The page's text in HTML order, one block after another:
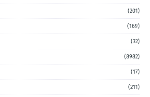
(201)
(169)
(32)
(8982)
(17)
(211)